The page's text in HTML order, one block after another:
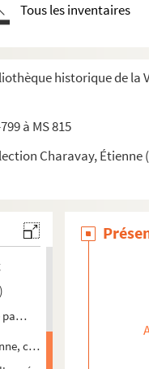
Tous les inventaires
historique de la
à MS 815
Charavay, Étienne
de Paris
)
Événements
certificats d'enrôlement,